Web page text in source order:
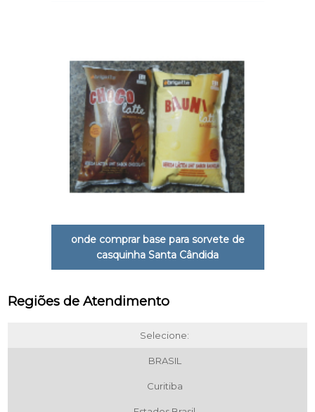
onde comprar base para sorvete de
casquinha Santa Cândida
Regiões de Atendimento
Selecione:
BRASIL
Curitiba